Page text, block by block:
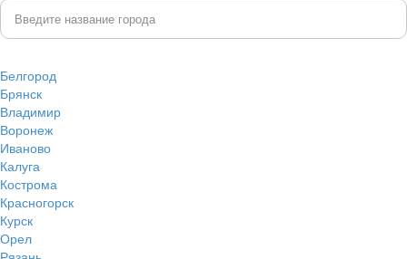
Белгород
Брянск
Владимир
Воронеж
Иваново
Калуга
Кострома
Красногорск
Курск
Орел